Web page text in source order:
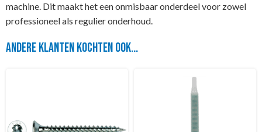
machine. Dit maakt het een onmisbaar onderdeel voor zowel
professioneel als regulier onderhoud.
Andere klanten kochten ook...